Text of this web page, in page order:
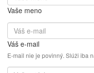
Vaše meno
Váš e-mail
E-mail nie je povinný. Slúži iba